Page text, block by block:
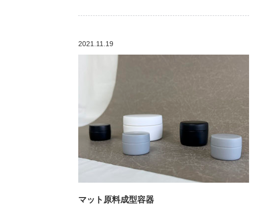
2021.11.19
マット原料成型容器